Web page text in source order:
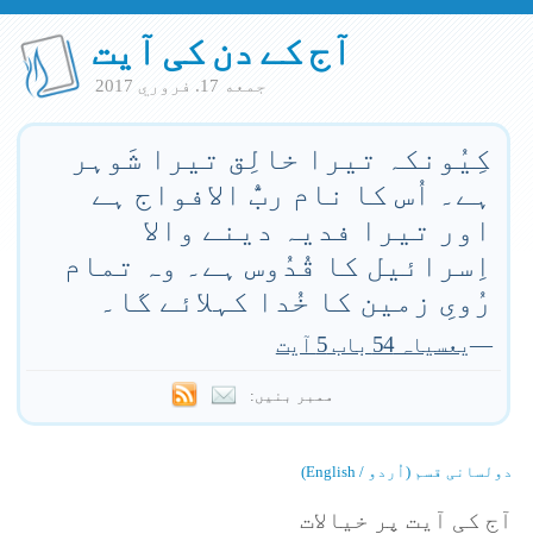
آج کے دن کی آیت
جمعه 17. فروري 2017
کِیُونکہ تیرا خالِق تیرا شَوہر
ہے۔ اُس کا نام ربُّ الافواج ہے
اور تیرا فدیہ دینے والا
اِسرائیل کا قُدُوس ہے۔ وہ تمام
رُویِ زمین کا خُدا کہلائے گا۔
—یعسیاہ 54 باب 5 آیت
ممبر بنیں:
دولسانی قسم (اُردو / English)
آج کی آیت پر خیالات